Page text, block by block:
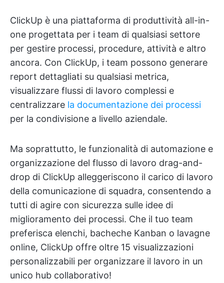
ClickUp è una piattaforma di produttività all-in-
one progettata per i team di qualsiasi settore
per gestire processi, procedure, attività e altro
ancora. Con ClickUp, i team possono generare
report dettagliati su qualsiasi metrica,
visualizzare flussi di lavoro complessi e
centralizzare la documentazione dei processi
per la condivisione a livello aziendale.
Ma soprattutto, le funzionalità di automazione e
organizzazione del flusso di lavoro drag-and-
drop di ClickUp alleggeriscono il carico di lavoro
della comunicazione di squadra, consentendo a
tutti di agire con sicurezza sulle idee di
miglioramento dei processi. Che il tuo team
preferisca elenchi, bacheche Kanban o lavagne
online, ClickUp offre oltre 15 visualizzazioni
personalizzabili per organizzare il lavoro in un
unico hub collaborativo!